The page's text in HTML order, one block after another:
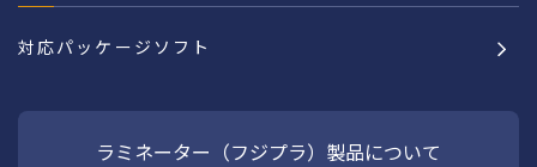
対応パッケージソフト
ラミネーター（フジプラ）製品について